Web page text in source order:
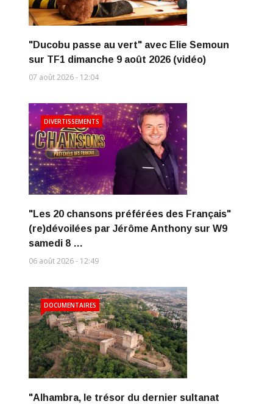
"Ducobu passe au vert" avec Elie Semoun
sur TF1 dimanche 9 août 2026 (vidéo)
07 août 2026 - 12:04
"Les 20 chansons préférées des Français"
(re)dévoilées par Jérôme Anthony sur W9
samedi 8 …
06 août 2026 - 12:49
DIVERTISSEMENTS
"Alhambra, le trésor du dernier sultanat
DOCUMENTAIRES